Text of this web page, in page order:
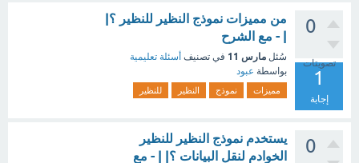
0
تصويتات
1
إجابة
من مميزات نموذج النظير للنظير ؟|
| - مع الشرح
سُئل مارس 11 في تصنيف أسئلة تعليمية
بواسطة عبود
مميزات نموذج النظير للنظير
0
يستخدم نموذج النظير للنظير
الخوادم لنقل البيانات ؟| | - مع